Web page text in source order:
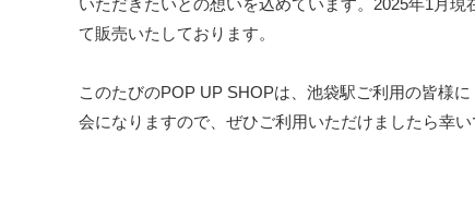
いただきたいとの想いを込めています。2025年1月
て販売いたしております。
このたびのPOP UP SHOPは、池袋駅ご利用の皆様
会になりますので、ぜひご利用いただけましたら幸い